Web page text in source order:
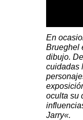
En
Brueghel
dibujo.
cuidadas
oculta su
Jarry«.